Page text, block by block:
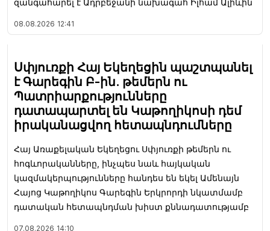
զանգահարել է Ադրբեջանի նախագահ Իլհամ Ալիևին
08.08.2026 12:41
Սփյուռքի Հայ Եկեղեցին պաշտպանել
է Գարեգին Բ-ին. թեմերն ու
Պատրիարքությունները
դատապարտել են Կաթողիկոսի դեմ
իրականացվող հետապնդումները
Հայ Առաքելական Եկեղեցու Սփյուռքի թեմերն ու
հոգևորականները, ինչպես նաև հայկական
կազմակերպությունները հանդես են եկել Ամենայն
Հայոց Կաթողիկոս Գարեգին Երկրորդի նկատմամբ
դատական հետապնդման խիստ քննադատությամբ
07.08.2026 14:10